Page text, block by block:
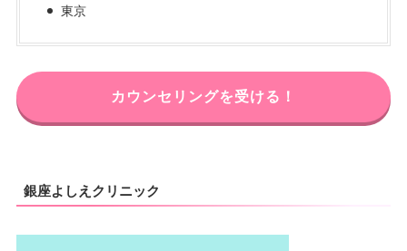
東京
カウンセリングを受ける！
銀座よしえクリニック